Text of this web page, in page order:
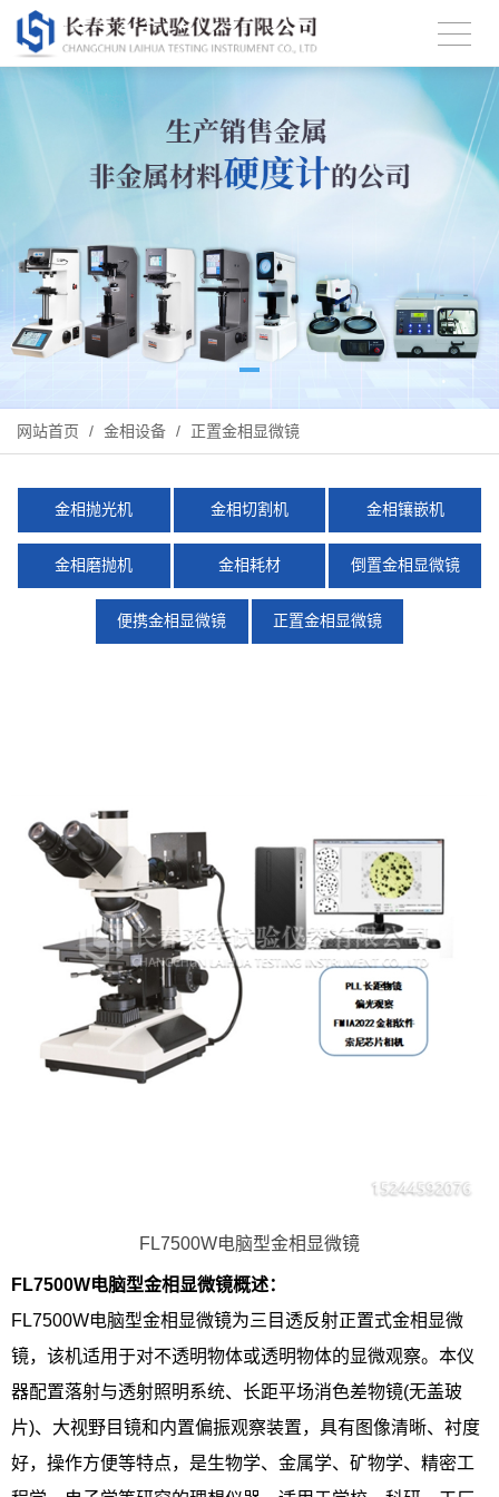
网站首页 / 金相设备 / 正置金相显微镜
金相抛光机 金相切割机 金相镶嵌机
金相磨抛机 金相耗材 倒置金相显微镜
便携金相显微镜 正置金相显微镜
FL7500W电脑型金相显微镜
FL7500W电脑型金相显微镜概述：
FL7500W电脑型金相显微镜为三目透反射正置式金相显微
镜，该机适用于对不透明物体或透明物体的显微观察。本仪
器配置落射与透射照明系统、长距平场消色差物镜(无盖玻
片)、大视野目镜和内置偏振观察装置，具有图像清晰、衬度
好，操作方便等特点，是生物学、金属学、矿物学、精密工